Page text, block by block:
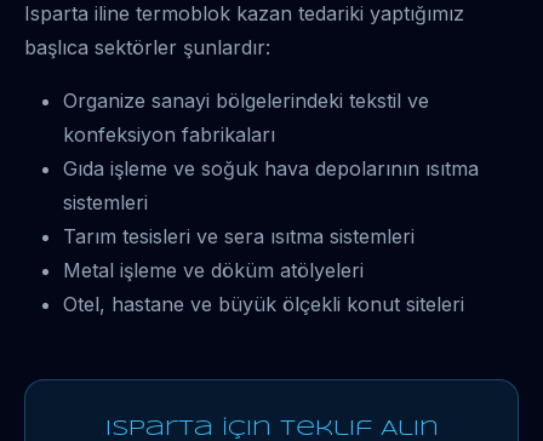
Isparta iline termoblok kazan tedariki yaptığımız
başlıca sektörler şunlardır:
Organize sanayi bölgelerindeki tekstil ve
konfeksiyon fabrikaları
Gıda işleme ve soğuk hava depolarının ısıtma
sistemleri
Tarım tesisleri ve sera ısıtma sistemleri
Metal işleme ve döküm atölyeleri
Otel, hastane ve büyük ölçekli konut siteleri
Isparta İçin Teklif Alın